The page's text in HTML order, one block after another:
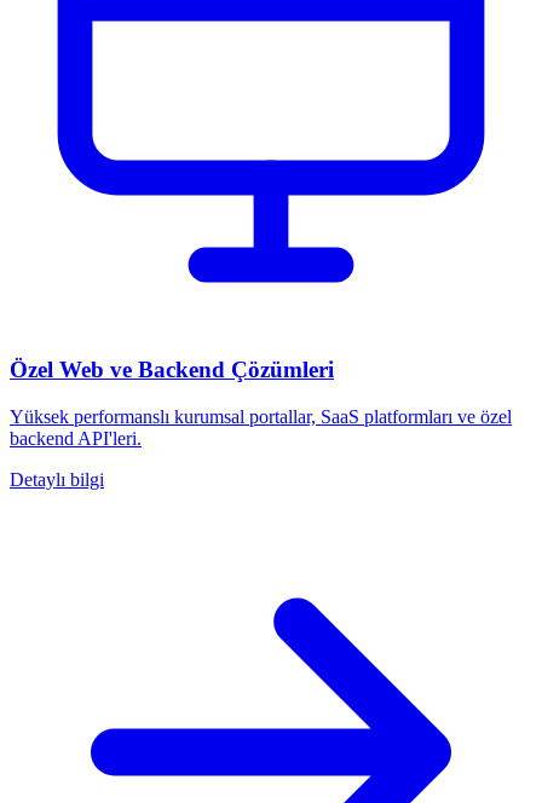
Özel Web ve Backend Çözümleri
Yüksek performanslı kurumsal portallar, SaaS platformları ve özel
backend API'leri.
Detaylı bilgi